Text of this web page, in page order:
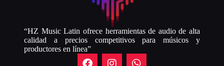
“HZ Music Latin ofrece herramientas de audio de alta
calidad a precios competitivos para músicos y
productores en línea”